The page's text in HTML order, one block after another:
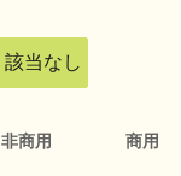
該当なし
非商用 商用